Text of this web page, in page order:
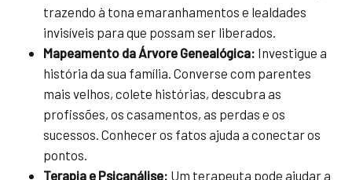
trazendo à tona emaranhamentos e lealdades
invisíveis para que possam ser liberados.
Mapeamento da Árvore Genealógica: Investigue a
história da sua família. Converse com parentes
mais velhos, colete histórias, descubra as
profissões, os casamentos, as perdas e os
sucessos. Conhecer os fatos ajuda a conectar os
pontos.
Terapia e Psicanálise: Um terapeuta pode ajudar a